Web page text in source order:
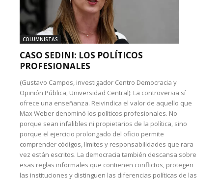
COLUMNISTAS
CASO SEDINI: LOS POLÍTICOS
PROFESIONALES
(Gustavo Campos, investigador Centro Democracia y
Opinión Pública, Universidad Central): La controversia sí
ofrece una enseñanza. Reivindica el valor de aquello que
Max Weber denominó los políticos profesionales. No
porque sean infalibles ni propietarios de la política, sino
porque el ejercicio prolongado del oficio permite
comprender códigos, límites y responsabilidades que rara
vez están escritos. La democracia también descansa sobre
esas reglas informales que contienen conflictos, protegen
las instituciones y distinguen las diferencias políticas de las